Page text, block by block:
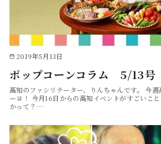
2019年5月13日
ポップコーンコラム 5/13号
高知のファシリテーター、りんちゃんです。 今
ーヨ！ 今月16日からの高知イベントがすごいこ
かって？…